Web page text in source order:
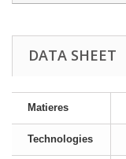
DATA SHEET
Matieres
Technologies